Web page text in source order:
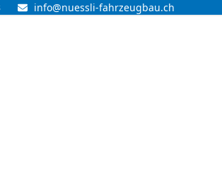
info@nuessli-fahrzeugbau.ch